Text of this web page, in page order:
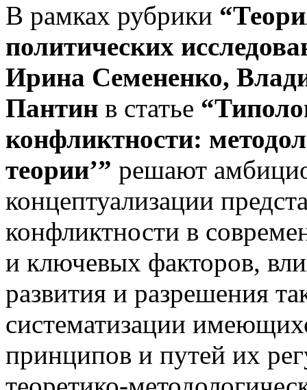
В рамках рубрики
политических
Ирина Семененко,
Пантин в статье
конфликтности:
теории’” решают
концептуализации
конфликтности в
и ключевых факторов,
развития и разрешения
систематизации
принципов и путей их